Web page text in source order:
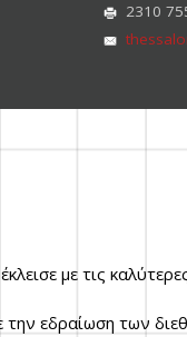
2310
με τις
την εδραίωση των